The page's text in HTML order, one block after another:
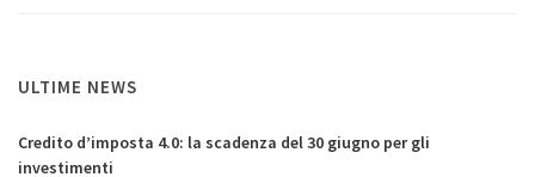
ULTIME NEWS
Credito d’imposta 4.0: la scadenza del 30 giugno per gli
investimenti